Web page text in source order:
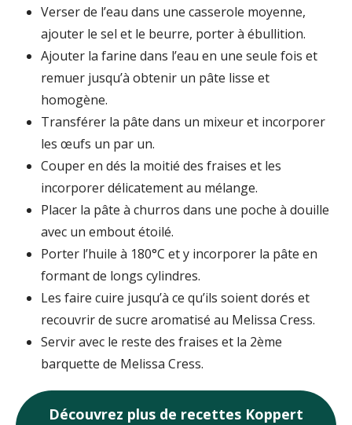
Verser de l’eau dans une casserole moyenne,
ajouter le sel et le beurre, porter à ébullition.
Ajouter la farine dans l’eau en une seule fois et
remuer jusqu’à obtenir un pâte lisse et
homogène.
Transférer la pâte dans un mixeur et incorporer
les œufs un par un.
Couper en dés la moitié des fraises et les
incorporer délicatement au mélange.
Placer la pâte à churros dans une poche à douille
avec un embout étoilé.
Porter l’huile à 180°C et y incorporer la pâte en
formant de longs cylindres.
Les faire cuire jusqu’à ce qu’ils soient dorés et
recouvrir de sucre aromatisé au Melissa Cress.
Servir avec le reste des fraises et la 2ème
barquette de Melissa Cress.
Découvrez plus de recettes Koppert